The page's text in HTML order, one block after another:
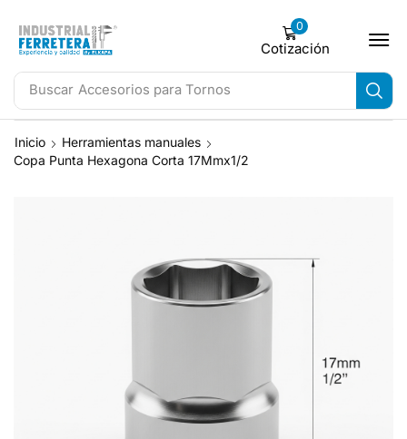
Buscar Accesorios para Tornos
0
Cotización
Inicio
Herramientas manuales
Copa Punta Hexagona Corta 17Mmx1/2